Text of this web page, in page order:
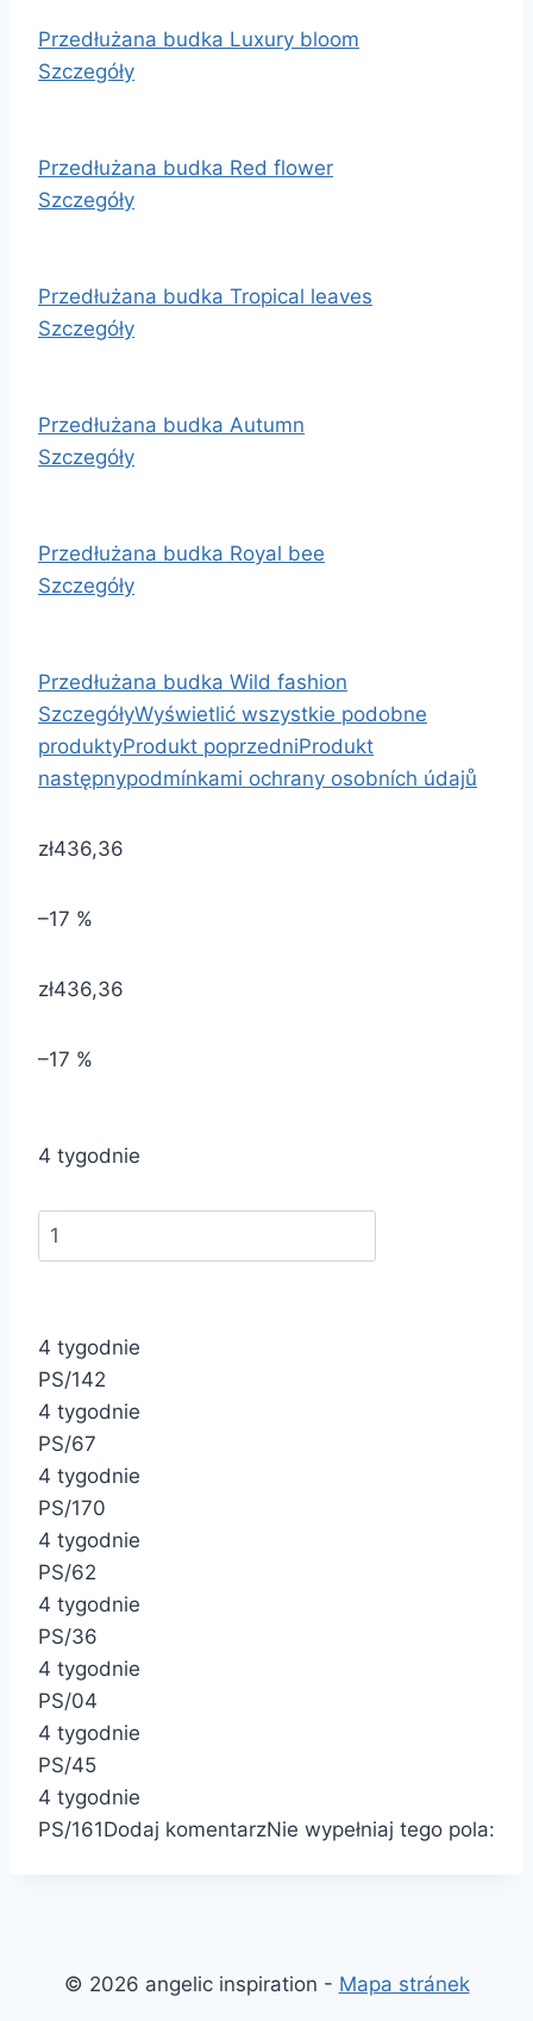
Przedłużana budka Luxury bloom
Szczegóły
Przedłużana budka Red flower
Szczegóły
Przedłużana budka Tropical leaves
Szczegóły
Przedłużana budka Autumn
Szczegóły
Przedłużana budka Royal bee
Szczegóły
Przedłużana budka Wild fashion
SzczegółyWyświetlić wszystkie podobne
produktyProdukt poprzedniProdukt
następnypodmínkami ochrany osobních údajů
zł436,36
–17 %
zł436,36
–17 %
4 tygodnie
4 tygodnie
PS/142
4 tygodnie
PS/67
4 tygodnie
PS/170
4 tygodnie
PS/62
4 tygodnie
PS/36
4 tygodnie
PS/04
4 tygodnie
PS/45
4 tygodnie
PS/161Dodaj komentarzNie wypełniaj tego pola:
© 2026 angelic inspiration - Mapa stránek